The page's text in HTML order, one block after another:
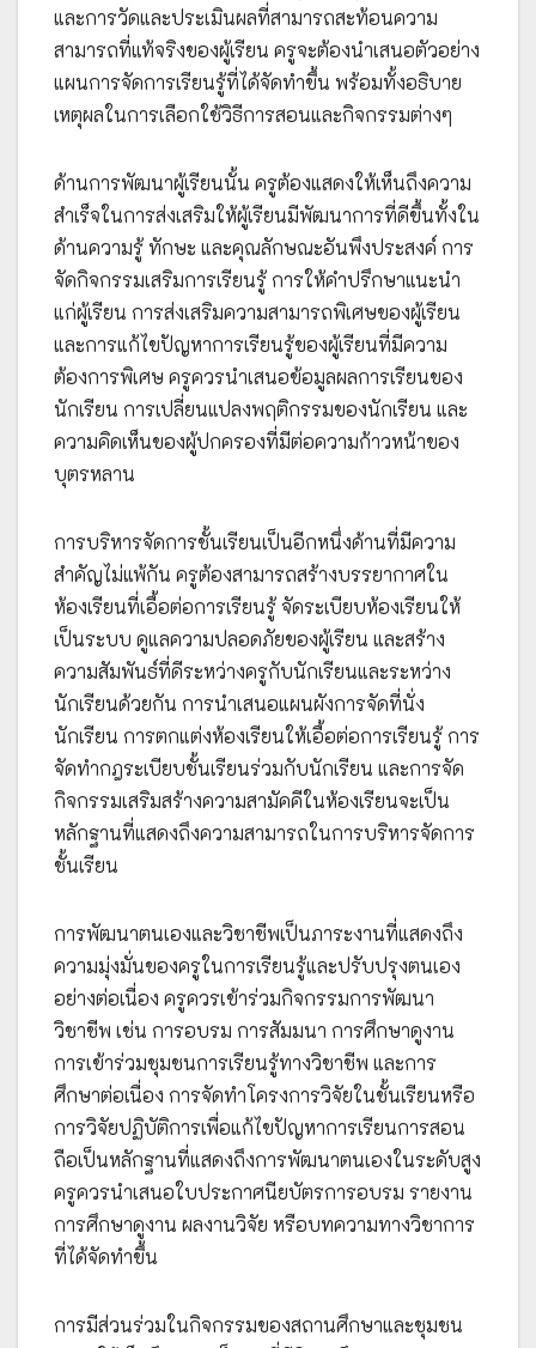
และการวัดและประเมินผลที่สามารถสะท้อนความ
สามารถที่แท้จริงของผู้เรียน ครูจะต้องนำเสนอตัวอย่าง
แผนการจัดการเรียนรู้ที่ได้จัดทำขึ้น พร้อมทั้งอธิบาย
เหตุผลในการเลือกใช้วิธีการสอนและกิจกรรมต่างๆ
ด้านการพัฒนาผู้เรียนนั้น ครูต้องแสดงให้เห็นถึงความ
สำเร็จในการส่งเสริมให้ผู้เรียนมีพัฒนาการที่ดีขึ้นทั้งใน
ด้านความรู้ ทักษะ และคุณลักษณะอันพึงประสงค์ การ
จัดกิจกรรมเสริมการเรียนรู้ การให้คำปรึกษาแนะนำ
แก่ผู้เรียน การส่งเสริมความสามารถพิเศษของผู้เรียน
และการแก้ไขปัญหาการเรียนรู้ของผู้เรียนที่มีความ
ต้องการพิเศษ ครูควรนำเสนอข้อมูลผลการเรียนของ
นักเรียน การเปลี่ยนแปลงพฤติกรรมของนักเรียน และ
ความคิดเห็นของผู้ปกครองที่มีต่อความก้าวหน้าของ
บุตรหลาน
การบริหารจัดการชั้นเรียนเป็นอีกหนึ่งด้านที่มีความ
สำคัญไม่แพ้กัน ครูต้องสามารถสร้างบรรยากาศใน
ห้องเรียนที่เอื้อต่อการเรียนรู้ จัดระเบียบห้องเรียนให้
เป็นระบบ ดูแลความปลอดภัยของผู้เรียน และสร้าง
ความสัมพันธ์ที่ดีระหว่างครูกับนักเรียนและระหว่าง
นักเรียนด้วยกัน การนำเสนอแผนผังการจัดที่นั่ง
นักเรียน การตกแต่งห้องเรียนให้เอื้อต่อการเรียนรู้ การ
จัดทำกฎระเบียบชั้นเรียนร่วมกับนักเรียน และการจัด
กิจกรรมเสริมสร้างความสามัคคีในห้องเรียนจะเป็น
หลักฐานที่แสดงถึงความสามารถในการบริหารจัดการ
ชั้นเรียน
การพัฒนาตนเองและวิชาชีพเป็นภาระงานที่แสดงถึง
ความมุ่งมั่นของครูในการเรียนรู้และปรับปรุงตนเอง
อย่างต่อเนื่อง ครูควรเข้าร่วมกิจกรรมการพัฒนา
วิชาชีพ เช่น การอบรม การสัมมนา การศึกษาดูงาน
การเข้าร่วมชุมชนการเรียนรู้ทางวิชาชีพ และการ
ศึกษาต่อเนื่อง การจัดทำโครงการวิจัยในชั้นเรียนหรือ
การวิจัยปฏิบัติการเพื่อแก้ไขปัญหาการเรียนการสอน
ถือเป็นหลักฐานที่แสดงถึงการพัฒนาตนเองในระดับสูง
ครูควรนำเสนอใบประกาศนียบัตรการอบรม รายงาน
การศึกษาดูงาน ผลงานวิจัย หรือบทความทางวิชาการ
ที่ได้จัดทำขึ้น
การมีส่วนร่วมในกิจกรรมของสถานศึกษาและชุมชน